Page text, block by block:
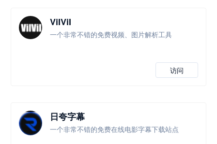
ViIViI
一个非常不错的免费视频、图片解析工具
访问
日夸字幕
一个非常不错的免费在线电影字幕下载站点